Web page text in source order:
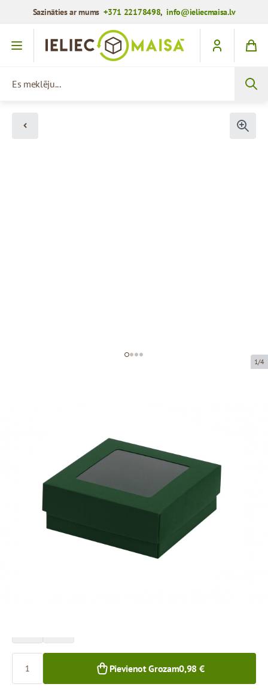
Sazināties ar mums+371 22178498,info@ieliecmaisa.lv
Iet uz saturu
1/4
95 x 95 x 40 mm
kartons
Biezums:320 g/m2
Prece ir pieejama saņemšanai pakomātā.
Cena par 1 gab.
Pievienot Grozam0,98 €